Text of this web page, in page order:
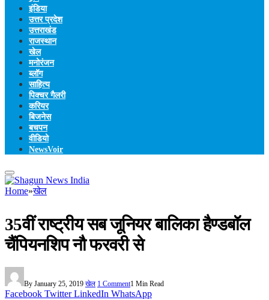
इंडिया
उत्तर प्रदेश
उत्तराखंड
राजस्थान
खेल
मनोरंजन
ब्लॉग
साहित्य
पिक्चर गैलरी
करियर
बिजनेस
बचपन
वीडियो
NewsVoir
Home»खेल
35वीं राष्ट्रीय सब जूनियर बालिका हैण्डबॉल
चैंपियनशिप नौ फरवरी से
By January 25, 2019 खेल 1 Comment1 Min Read
Facebook Twitter LinkedIn WhatsApp